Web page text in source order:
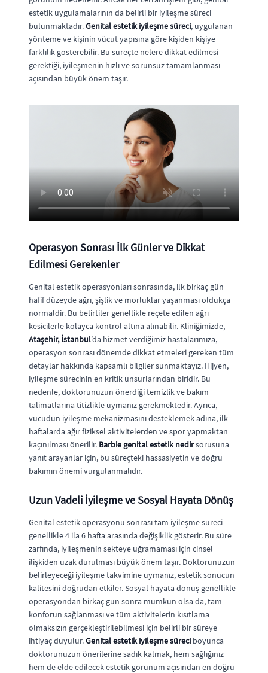
estetik uygulamalarının da belirli bir iyileşme süreci
bulunmaktadır.Genital estetik iyileşme süreci, uygulanan
yönteme ve kişinin vücut yapısına göre kişiden kişiye
farklılık gösterebilir. Bu süreçte nelere dikkat edilmesi
gerektiği, iyileşmenin hızlı ve sorunsuz tamamlanması
açısından büyük önem taşır.
Operasyon Sonrası İlk Günler ve Dikkat
Edilmesi Gerekenler
Genital estetik operasyonları sonrasında, ilk birkaç gün
hafif düzeyde ağrı, şişlik ve morluklar yaşanması oldukça
normaldir. Bu belirtiler genellikle reçete edilen ağrı
kesicilerle kolayca kontrol altına alınabilir. Kliniğimizde,
Ataşehir, İstanbul’da hizmet verdiğimiz hastalarımıza,
operasyon sonrası dönemde dikkat etmeleri gereken tüm
detaylar hakkında kapsamlı bilgiler sunmaktayız. Hijyen,
iyileşme sürecinin en kritik unsurlarından biridir. Bu
nedenle, doktorunuzun önerdiği temizlik ve bakım
talimatlarına titizlikle uymanız gerekmektedir. Ayrıca,
vücudun iyileşme mekanizmasını desteklemek adına, ilk
haftalarda ağır fiziksel aktivitelerden ve spor yapmaktan
kaçınılması önerilir. Barbie genital estetik nedirsorusuna
yanıt arayanlar için, bu süreçteki hassasiyetin ve doğru
bakımın önemi vurgulanmalıdır.
Uzun Vadeli İyileşme ve Sosyal Hayata Dönüş
Genital estetik operasyonu sonrası tam iyileşme süreci
genellikle 4 ila 6 hafta arasında değişiklik gösterir. Bu süre
zarfında, iyileşmenin sekteye uğramaması için cinsel
ilişkiden uzak durulması büyük önem taşır. Doktorunuzun
belirleyeceği iyileşme takvimine uymanız, estetik sonucun
kalitesini doğrudan etkiler. Sosyal hayata dönüş genellikle
operasyondan birkaç gün sonra mümkün olsa da, tam
konforun sağlanması ve tüm aktivitelerin kısıtlama
olmaksızın gerçekleştirilebilmesi için belirli bir süreye
ihtiyaç duyulur.Genital estetik iyileşme süreci boyunca
doktorunuzun önerilerine sadık kalmak, hem sağlığınız
hem de elde edilecek estetik görünüm açısından en doğru